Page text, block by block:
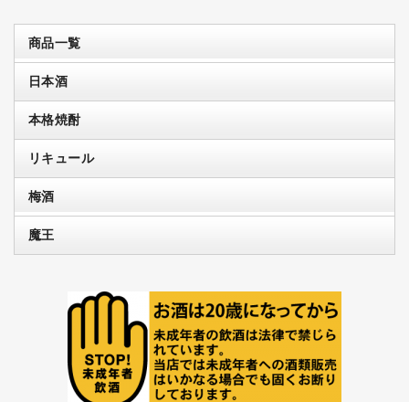
商品一覧
日本酒
本格焼酎
リキュール
梅酒
魔王